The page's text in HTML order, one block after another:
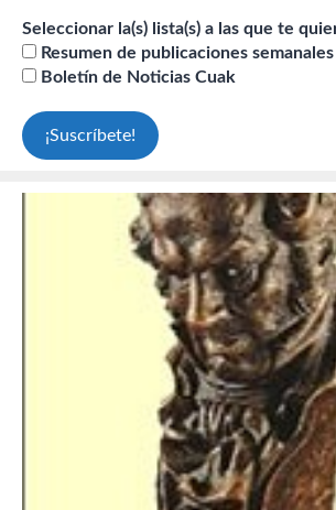
Seleccionar la(s) lista(s) a las que te
Resumen de publicaciones
Boletín de Noticias Cuak